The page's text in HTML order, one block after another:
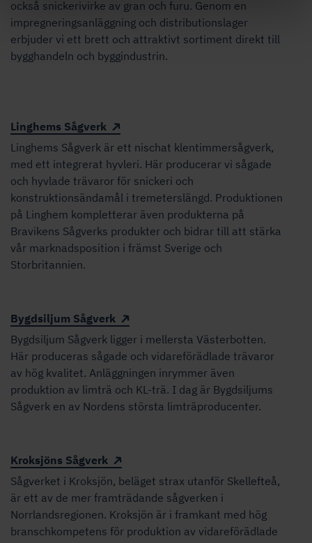
också snickerivirke av gran och furu. Genom en
impregneringsanläggning och distributionslager
erbjuder vi ett brett och attraktivt sortiment direkt till
bygghandeln och byggindustrin.
Linghems Sågverk
Linghems Sågverk är ett nischat klentimmersågverk,
med ett integrerat hyvleri. Här producerar vi sågade
och hyvlade trävaror för snickeri och
konstruktionsändamål i tremeterslängd. Produktionen
på Linghem kompletterar även produkterna på
Bravikens Sågverks produkter och bidrar till att stärka
vår marknadsposition i främst Sverige och
Storbritannien.
Bygdsiljum Sågverk
Bygdsiljum Sågverk ligger i mellersta Västerbotten.
Här produceras sågade och vidareförädlade trävaror
av hög kvalitet. Anläggningen inrymmer även
produktion av limträ och KL-trä. I dag är Bygdsiljums
Sågverk en av Nordens största limträproducenter.
Kroksjöns Sågverk
Sågverket i Kroksjön, beläget strax utanför Skellefteå,
är ett av de mer framträdande sågverken i
Norrlandsregionen. Kroksjön är i framkant med hög
branschkompetens för produktion av vidareförädlade